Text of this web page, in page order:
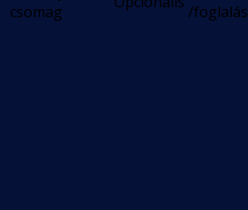
csomag
/foglalás